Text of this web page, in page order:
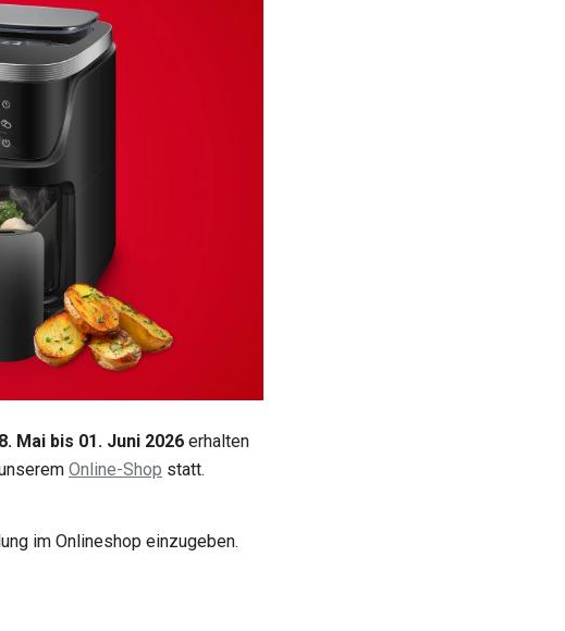
Mai bis 01. Juni 2026erhalten
Online-Shop statt.
im Onlineshop einzugeben.